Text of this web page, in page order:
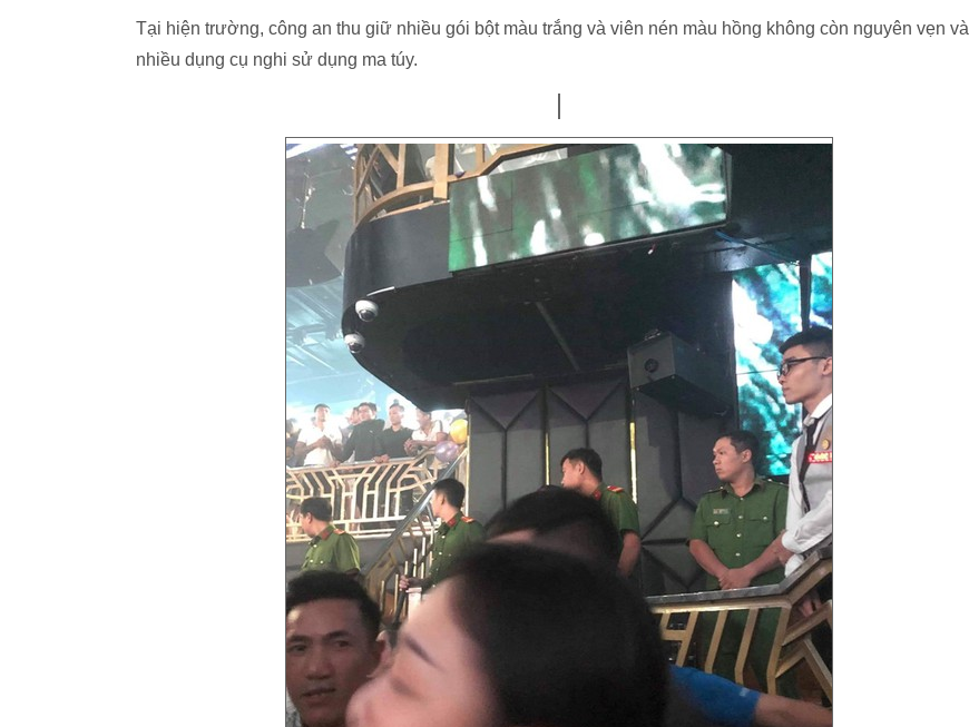
Tại hiện trường, công an thu giữ nhiều gói bột màu trắng và viên nén màu hồng không còn nguyên vẹn và
nhiều dụng cụ nghi sử dụng ma túy.